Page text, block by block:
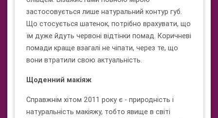
застосовується лише натуральний контур губ.
Що стосується шатенок, потрібно врахувати, що
їм дуже йдуть червоні відтінки помад. Коричневі
помади краще взагалі не чіпати, через те, що
вони втратили свою актуальність.
Щоденний макіяж
Справжнім хітом 2011 року є - природність і
натуральність макіяжу, тобто явище в світі